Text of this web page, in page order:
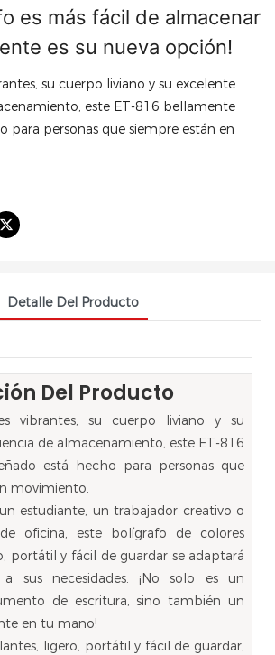
es más fácil de almacenar
es su nueva opción!
su cuerpo liviano y su excelente
este ET-816 bellamente
para personas que siempre están en
Detalle Del Producto
Del Producto
vibrantes, su cuerpo liviano y su
de almacenamiento, este ET-816
está hecho para personas que
movimiento.
estudiante, un trabajador creativo o
oficina, este bolígrafo de colores
portátil y fácil de guardar se adaptará
a sus necesidades. ¡No solo es un
de escritura, sino también un
en tu mano!
ligero, portátil y fácil de guardar,